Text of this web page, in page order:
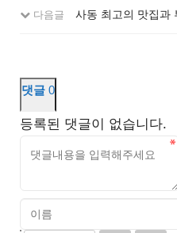
다음글 사동 최고의 맛집과
댓글 0
등록된 댓글이 없습니다.